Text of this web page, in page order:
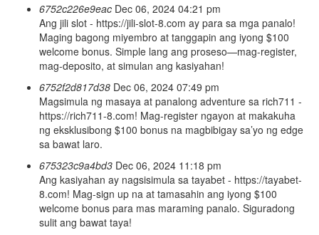
6752c226e9eac Dec 06, 2024 04:21 pm
Ang jili slot - https://jili-slot-8.com ay para sa mga panalo!
Maging bagong miyembro at tanggapin ang iyong $100
welcome bonus. Simple lang ang proseso—mag-register,
mag-deposito, at simulan ang kasiyahan!
6752f2d817d38 Dec 06, 2024 07:49 pm
Magsimula ng masaya at panalong adventure sa rich711 -
https://rich711-8.com! Mag-register ngayon at makakuha
ng eksklusibong $100 bonus na magbibigay sa’yo ng edge
sa bawat laro.
675323c9a4bd3 Dec 06, 2024 11:18 pm
Ang kasiyahan ay nagsisimula sa tayabet - https://tayabet-
8.com! Mag-sign up na at tamasahin ang iyong $100
welcome bonus para mas maraming panalo. Siguradong
sulit ang bawat taya!